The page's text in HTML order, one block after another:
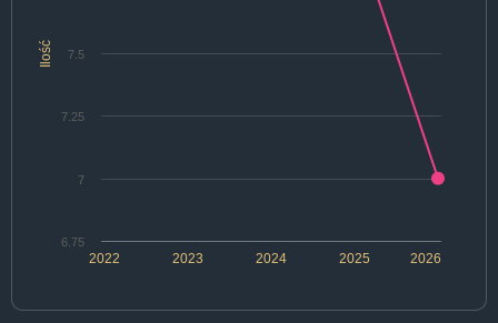
Ilość
2022 2024 2026
2023 2025
6.75
7
7.25
7.5